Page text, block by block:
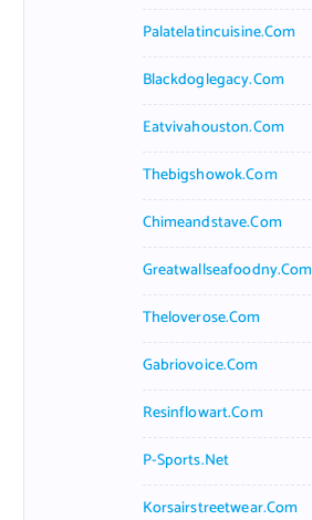
Palatelatincuisine.com
Blackdoglegacy.com
Eatvivahouston.com
Thebigshowok.com
Chimeandstave.com
Greatwallseafoodny.com
Theloverose.com
Gabriovoice.com
Resinflowart.com
P-Sports.net
Korsairstreetwear.com